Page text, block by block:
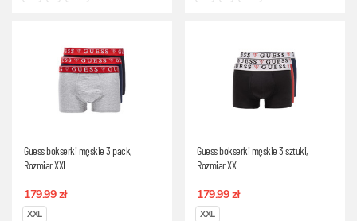
Guess bokserki męskie 3 pack,
Rozmiar XXL
179.99 zł
XXL
Guess bokserki męskie 3 sztuki,
Rozmiar XXL
179.99 zł
XXL